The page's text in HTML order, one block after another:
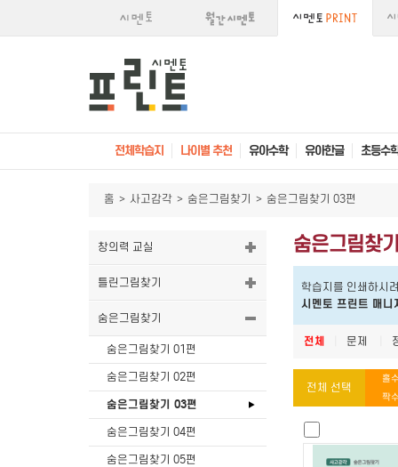
전체학습지 나이별 추천 유아수학 유아한글 초등수
홈 > 사고감각 > 숨은그림찾기 > 숨은그림찾기 03편
창의력 교실
틀린그림찾기
숨은그림찾기
숨은그림찾기 01편
숨은그림찾기 02편
숨은그림찾기 03편
숨은그림찾기 04편
숨은그림찾기 05편
숨은그림찾
학습지를 인쇄하시
시멘토 프린트 매니
전체 문제
전체 선택
홀
짝